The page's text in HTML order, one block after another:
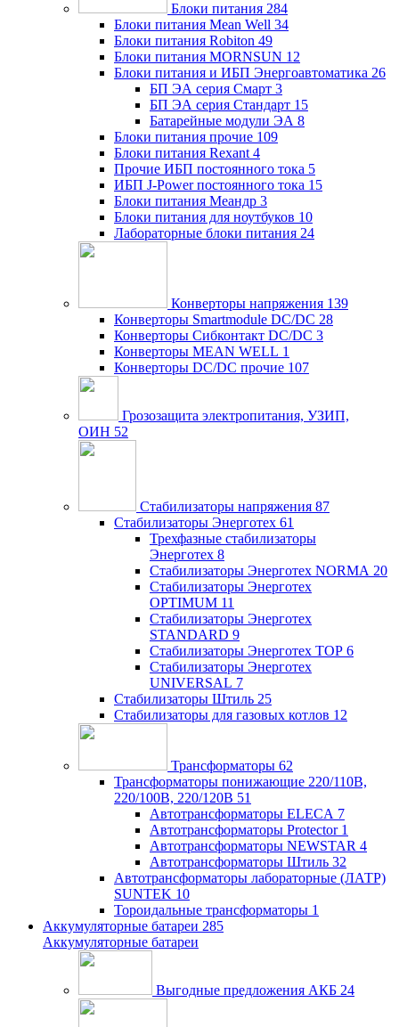
Блоки питания 284
Блоки питания Mean Well 34
Блоки питания Robiton 49
Блоки питания MORNSUN 12
Блоки питания и ИБП Энергоавтоматика 26
БП ЭА серия Смарт 3
БП ЭА серия Стандарт 15
Батарейные модули ЭА 8
Блоки питания прочие 109
Блоки питания Rexant 4
Прочие ИБП постоянного тока 5
ИБП J-Power постоянного тока 15
Блоки питания Меандр 3
Блоки питания для ноутбуков 10
Лабораторные блоки питания 24
Конверторы напряжения 139
Конверторы Smartmodule DC/DC 28
Конверторы Сибконтакт DC/DC 3
Конверторы MEAN WELL 1
Конверторы DC/DC прочие 107
Грозозащита электропитания, УЗИП,
ОИН 52
Стабилизаторы напряжения 87
Стабилизаторы Энерготех 61
Трехфазные стабилизаторы
Энерготех 8
Стабилизаторы Энерготех NORMA 20
Стабилизаторы Энерготех
OPTIMUM 11
Стабилизаторы Энерготех
STANDARD 9
Стабилизаторы Энерготех TOP 6
Стабилизаторы Энерготех
UNIVERSAL 7
Стабилизаторы Штиль 25
Стабилизаторы для газовых котлов 12
Трансформаторы 62
Трансформаторы понижающие 220/110В,
220/100В, 220/120В 51
Автотрансформаторы ELECA 7
Автотрансформаторы Protector 1
Автотрансформаторы NEWSTAR 4
Автотрансформаторы Штиль 32
Автотрансформаторы лабораторные (ЛАТР)
SUNTEK 10
Тороидальные трансформаторы 1
Аккумуляторные батареи 285
Аккумуляторные батареи
Выгодные предложения АКБ 24